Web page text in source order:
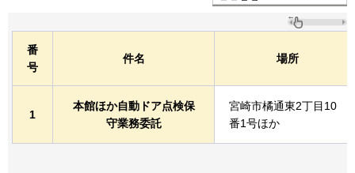
番
号
件名 場所
1
本館ほか自動ドア点検保
守業務委託
宮崎市橘通東2丁目10
番1号ほか